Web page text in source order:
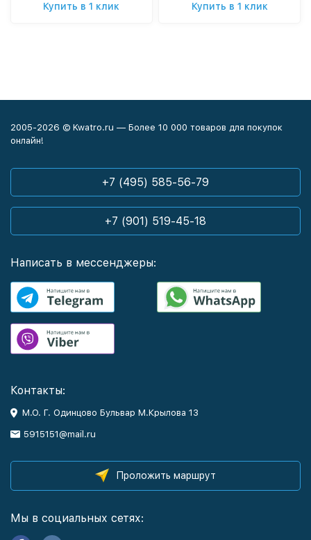
Купить в 1 клик Купить в 1 клик
2005-2026 © Kwatro.ru — Более 10 000 товаров для покупок
онлайн!
+7 (495) 585-56-79
+7 (901) 519-45-18
Написать в мессенджеры:
Контакты:
М.О. Г. Одинцово Бульвар М.Крылова 13
5915151@mail.ru
Проложить маршрут
Мы в социальных сетях: